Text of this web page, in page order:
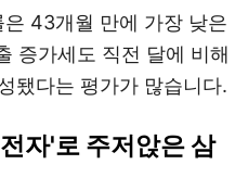
43개월 만에 가장 낮은
증가세도 직전 달에 비해
됐다는 평가가 많습니다.
자'로 주저앉은 삼